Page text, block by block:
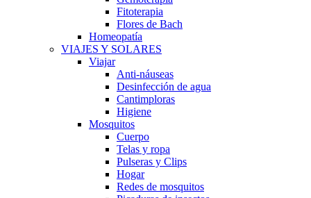
Fitoterapia
Flores de Bach
Homeopatía
VIAJES Y SOLARES
Viajar
Anti-náuseas
Desinfección de agua
Cantimploras
Higiene
Mosquitos
Cuerpo
Telas y ropa
Pulseras y Clips
Hogar
Redes de mosquitos